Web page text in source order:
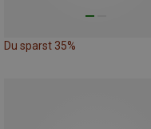
Du sparst 35%